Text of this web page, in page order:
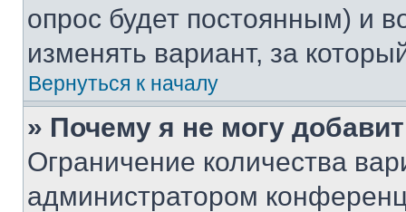
опрос будет постоянным) и
изменять вариант, за
Вернуться к началу
» Почему я не могу
Ограничение количества
администратором